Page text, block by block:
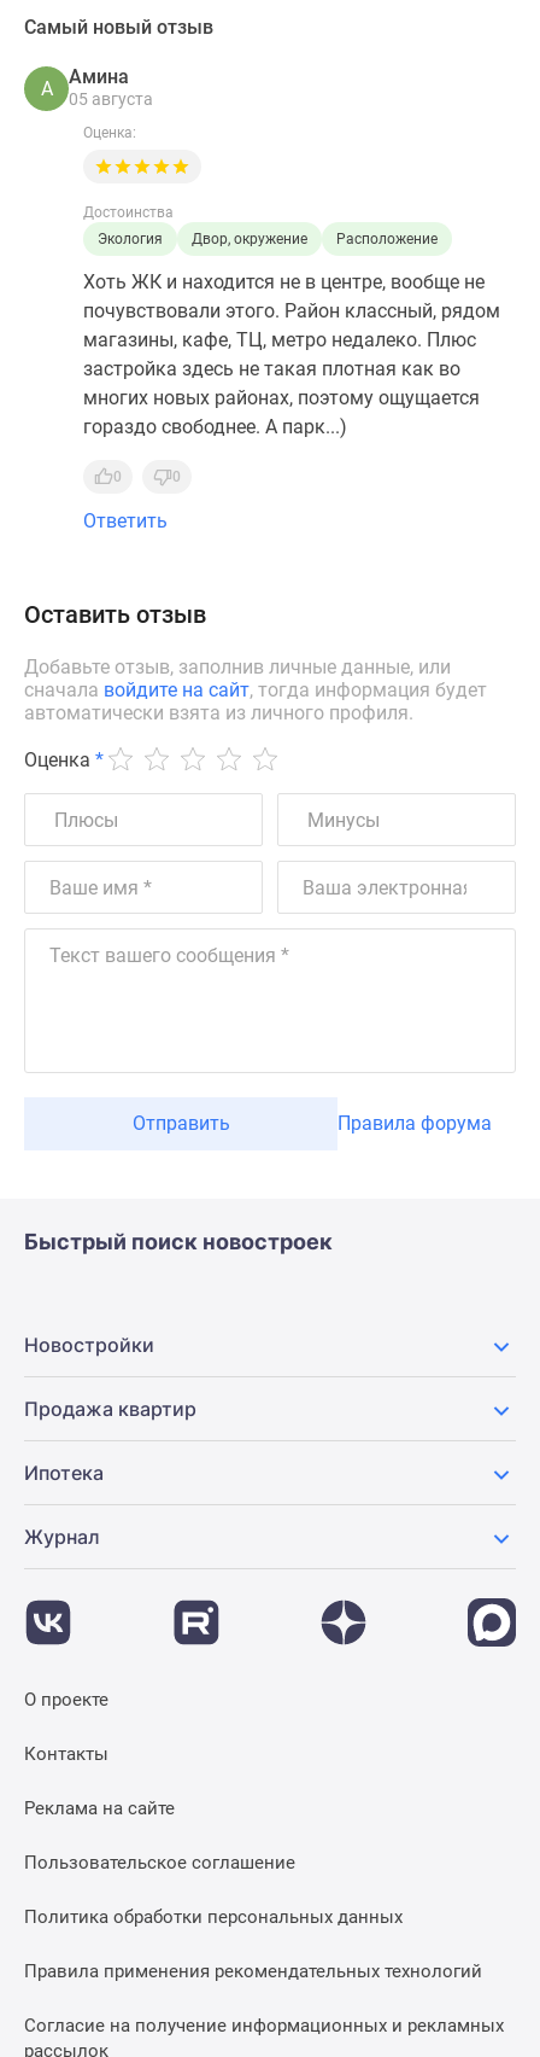
Самый новый отзыв
А
Амина
05 августа
Оценка:
Достоинства
Экология
Двор, окружение Расположение
Хоть ЖК и находится не в центре, вообще не
почувствовали этого. Район классный, рядом
магазины, кафе, ТЦ, метро недалеко. Плюс
застройка здесь не такая плотная как во
многих новых районах, поэтому ощущается
гораздо свободнее. А парк...)
0 0
Ответить
Оставить отзыв
Добавьте отзыв, заполнив личные данные, или
сначала войдите на сайт, тогда информация будет
автоматически взята из личного профиля.
Оценка *
Отправить Правила форума
Быстрый поиск новостроек
Новостройки
Продажа квартир
Ипотека
Журнал
О проекте
Контакты
Реклама на сайте
Пользовательское соглашение
Политика обработки персональных данных
Правила применения рекомендательных технологий
Согласие на получение информационных и рекламных
рассылок